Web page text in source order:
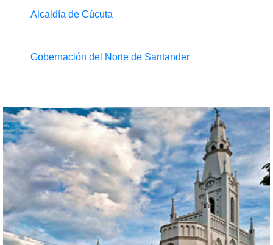
Alcaldía de Cúcuta
Gobernación del Norte de Santander